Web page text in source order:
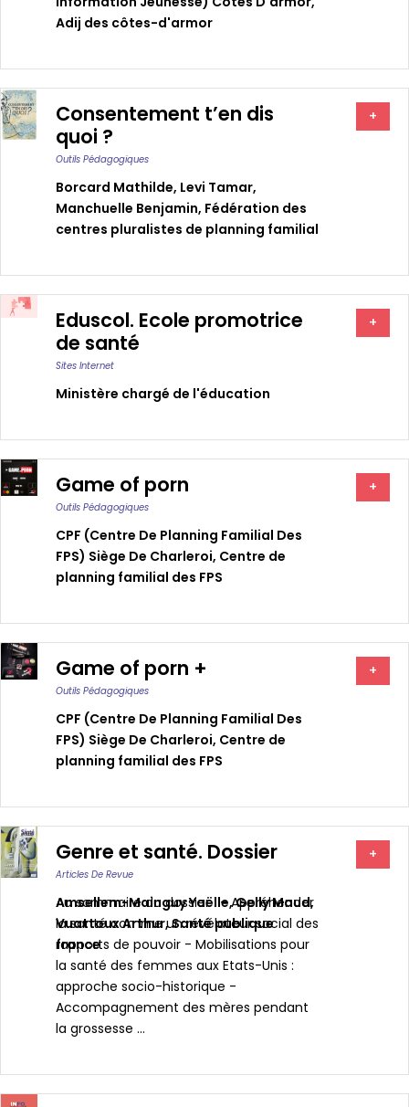
Adij des côtes-d'armor
Consentement t’en dis
quoi ?
Outils Pédagogiques
Borcard Mathilde, Levi Tamar,
Manchuelle Benjamin, Fédération des
centres pluralistes de planning familial
+
Eduscol. Ecole promotrice
de santé
Sites Internet
Ministère chargé de l'éducation
+
Game of porn
Outils Pédagogiques
CPF (Centre De Planning Familial Des
FPS) Siège De Charleroi, Centre de
planning familial des FPS
+
Game of porn +
Outils Pédagogiques
CPF (Centre De Planning Familial Des
FPS) Siège De Charleroi, Centre de
planning familial des FPS
+
Genre et santé. Dossier
Articles De Revue
Amsellem-Mainguy Yaëlle,Gelly Maud,
Vuattoux Arthur,Santé publique
france
Au sommaire du dossier : - Appréhender
la santé comme un révélateur social des
rapports de pouvoir - Mobilisations pour
la santé des femmes aux Etats-Unis :
approche socio-historique -
Accompagnement des mères pendant
la grossesse ...
+